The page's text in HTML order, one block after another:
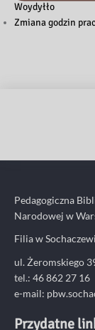
Woydyłło
Zmiana godzin
Pedagogiczna
Narodowej w
Filia w
ul. Żeromskiego
tel.: 46 862 27 16
e-mail:
Przydatne